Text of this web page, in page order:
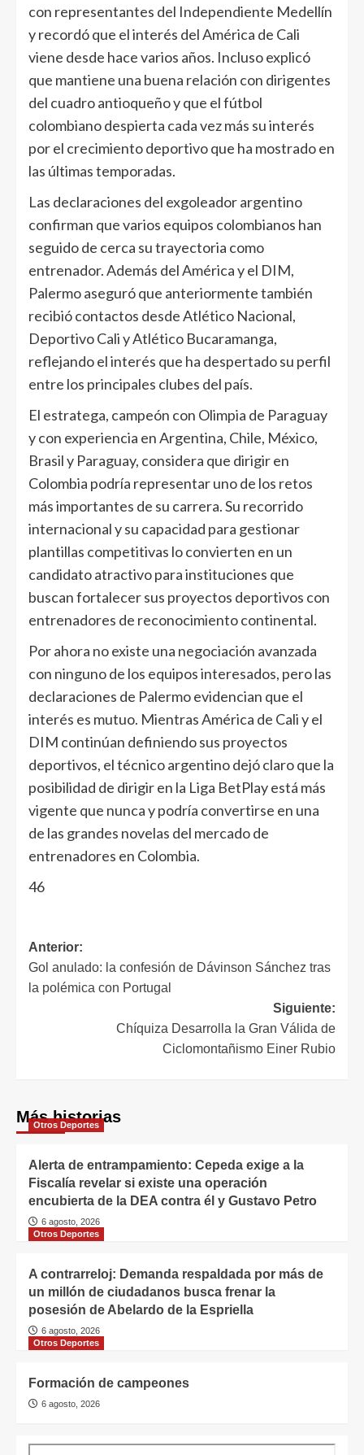
con representantes del Independiente Medellín
y recordó que el interés del América de Cali
viene desde hace varios años. Incluso explicó
que mantiene una buena relación con dirigentes
del cuadro antioqueño y que el fútbol
colombiano despierta cada vez más su interés
por el crecimiento deportivo que ha mostrado en
las últimas temporadas.
Las declaraciones del exgoleador argentino
confirman que varios equipos colombianos han
seguido de cerca su trayectoria como
entrenador. Además del América y el DIM,
Palermo aseguró que anteriormente también
recibió contactos desde Atlético Nacional,
Deportivo Cali y Atlético Bucaramanga,
reflejando el interés que ha despertado su perfil
entre los principales clubes del país.
El estratega, campeón con Olimpia de Paraguay
y con experiencia en Argentina, Chile, México,
Brasil y Paraguay, considera que dirigir en
Colombia podría representar uno de los retos
más importantes de su carrera. Su recorrido
internacional y su capacidad para gestionar
plantillas competitivas lo convierten en un
candidato atractivo para instituciones que
buscan fortalecer sus proyectos deportivos con
entrenadores de reconocimiento continental.
Por ahora no existe una negociación avanzada
con ninguno de los equipos interesados, pero las
declaraciones de Palermo evidencian que el
interés es mutuo. Mientras América de Cali y el
DIM continúan definiendo sus proyectos
deportivos, el técnico argentino dejó claro que la
posibilidad de dirigir en la Liga BetPlay está más
vigente que nunca y podría convertirse en una
de las grandes novelas del mercado de
entrenadores en Colombia.
46
Anterior:
Gol anulado: la confesión de Dávinson Sánchez tras
la polémica con Portugal
Siguiente:
Chíquiza Desarrolla la Gran Válida de
Ciclomontañismo Einer Rubio
Más historias
Otros Deportes
Alerta de entrampamiento: Cepeda exige a la
Fiscalía revelar si existe una operación
encubierta de la DEA contra él y Gustavo Petro
6 agosto, 2026
Otros Deportes
A contrarreloj: Demanda respaldada por más de
un millón de ciudadanos busca frenar la
posesión de Abelardo de la Espriella
6 agosto, 2026
Otros Deportes
Formación de campeones
6 agosto, 2026